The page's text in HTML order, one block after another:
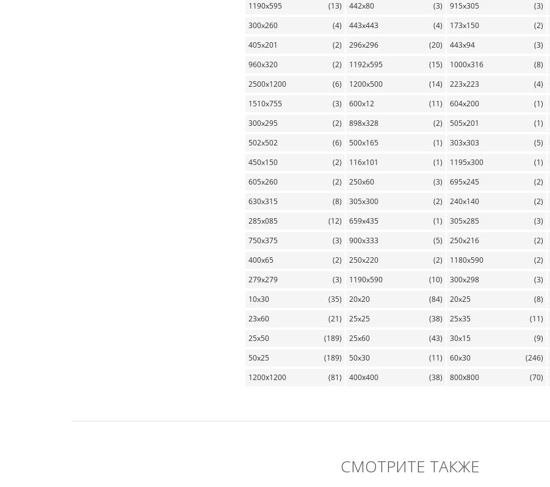
1190x595
(13) 442x80 (3) 915x305 (3)
300x260
(4) 443x443 (4) 173x150 (2)
405x201
(2) 296x296 (20) 443x94 (3)
960x320
(2) 1192x595 (15) 1000x316 (8)
2500x1200
(6) 1200x500 (14) 223x223 (4)
1510x755
(3) 600x12 (11) 604x200 (1)
300x295
(2) 898x328 (2) 505x201 (1)
502x502
(6) 500x165 (1) 303x303 (5)
450x150
(2) 116x101 (1) 1195x300 (1)
605x260
(2) 250x60 (3) 695x245 (2)
630x315
(8) 305x300 (2) 240x140 (2)
285x085
(12) 659x435 (1) 305x285 (3)
750x375
(3) 900x333 (5) 250x216 (2)
400x65
(2) 250x220 (2) 1180x590 (2)
279x279
(3) 1190x590 (10) 300x298 (3)
10x30
(35) 20x20 (84) 20x25 (8)
23x60
(21) 25x25 (38) 25x35 (11)
25x50
(189) 25x60 (43) 30x15 (9)
50x25
(189) 50x30 (11) 60x30 (246)
1200х1200
(81) 400х400 (38) 800х800 (70)
СМОТРИТЕ ТАКЖЕ